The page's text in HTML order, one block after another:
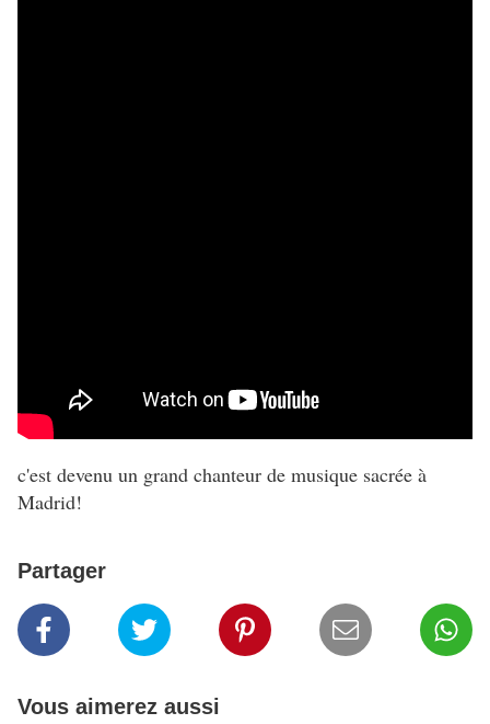
c'est devenu un grand chanteur de musique sacrée à
Madrid!
Partager
Vous aimerez aussi